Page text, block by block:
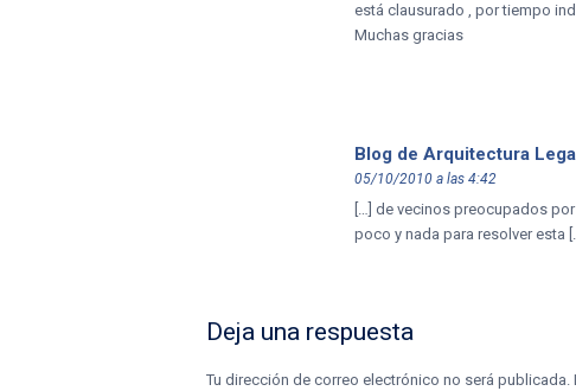
está clausurado , por tiempo
Muchas gracias
Blog de Arquitectura
05/10/2010 a las 4:42
[…] de vecinos preocupados
poco y nada para resolver esta
Deja una respuesta
Tu dirección de correo electrónico no será publicada.